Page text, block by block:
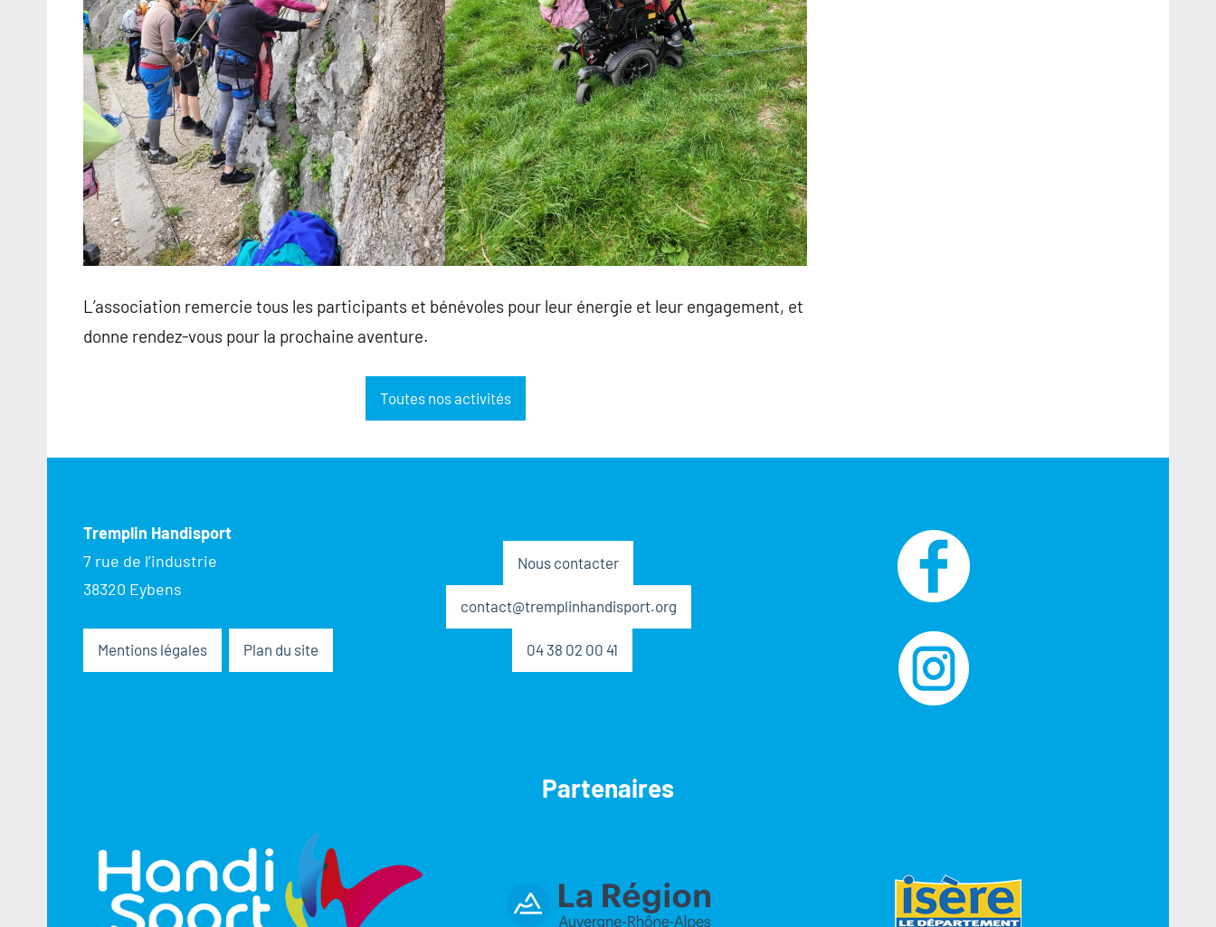
L’association remercie tous les participants et bénévoles pour leur énergie et leur engagement, et
donne rendez-vous pour la prochaine aventure.
Toutes nos activités
Tremplin Handisport
7 rue de l’industrie
38320 Eybens
Mentions légales Plan du site
Nous contacter
contact@tremplinhandisport.org
04 38 02 00 41
Partenaires